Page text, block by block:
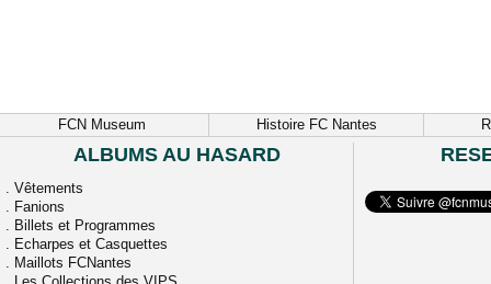
FCN Museum Histoire FC Nantes
ALBUMS AU HASARD
. Vêtements
. Fanions
. Billets et Programmes
. Echarpes et Casquettes
. Maillots FCNantes